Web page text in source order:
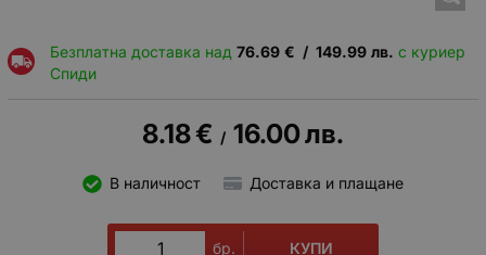
Безплатна доставка над 76.69 € / 149.99 лв. с куриер
Спиди
8.18€ / 16.00лв.
В наличност Доставка и плащане
бр. КУПИ